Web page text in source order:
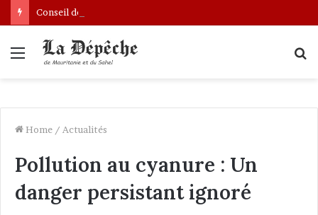
Menu
Home / Actualités
Pollution au cyanure : Un
danger persistant ignoré